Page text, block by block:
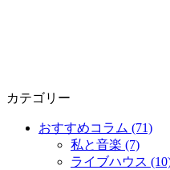
カテゴリー
おすすめコラム (71)
私と音楽 (7)
ライブハウス